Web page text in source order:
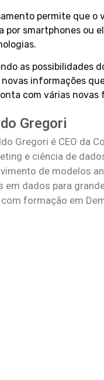
permite que o
por smartphones
as possibilidades
informações
com várias
Gregori
Gregori é CEO da
e ciência de
de modelos
em dados para
com formação em